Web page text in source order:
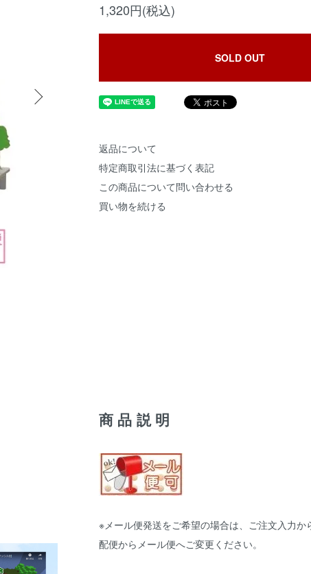
1,320円(税込)
SOLD OUT
返品について
特定商取引法に基づく表記
この商品について問い合わせる
買い物を続ける
商品説明
※メール便発送をご希望の場合は、ご注文入力か
配便からメール便へご変更ください。